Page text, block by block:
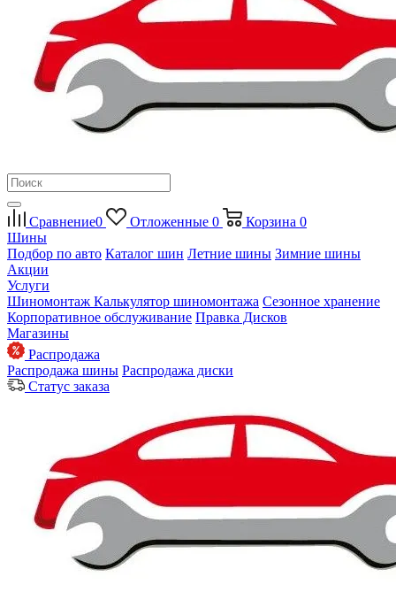
Сравнение0 Отложенные 0 Корзина 0
Шины
Подбор по авто Каталог шин Летние шины Зимние шины
Акции
Услуги
Шиномонтаж Калькулятор шиномонтажа Сезонное хранение
Корпоративное обслуживание Правка Дисков
Магазины
Распродажа
Распродажа шины Распродажа диски
Статус заказа